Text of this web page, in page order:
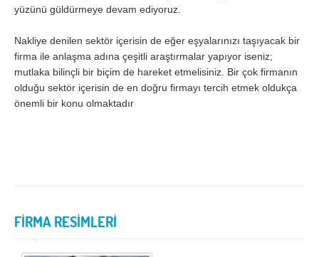
yüzünü güldürmeye devam ediyoruz.
Nakliye denilen sektör içerisin de eğer eşyalarınızı taşıyacak bir
firma ile anlaşma adına çeşitli araştırmalar yapıyor iseniz;
mutlaka bilinçli bir biçim de hareket etmelisiniz. Bir çok firmanın
olduğu sektör içerisin de en doğru firmayı tercih etmek oldukça
önemli bir konu olmaktadır
FİRMA RESİMLERİ